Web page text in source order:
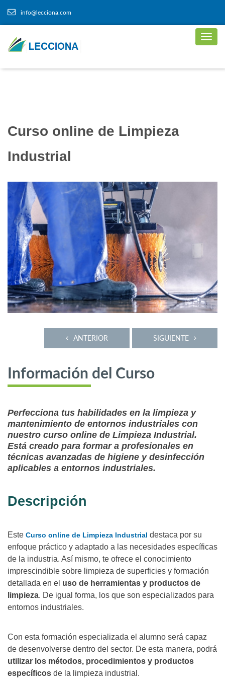
info@lecciona.com
Curso online de Limpieza
Industrial
SIGUIENTE
ANTERIOR
Información del Curso
Perfecciona tus habilidades en la limpieza y
mantenimiento de entornos industriales con
nuestro curso online de Limpieza Industrial.
Está creado para formar a profesionales en
técnicas avanzadas de higiene y desinfección
aplicables a entornos industriales.
Descripción
Este Curso online de Limpieza Industrial destaca por su
enfoque práctico y adaptado a las necesidades específicas
de la industria. Así mismo, te ofrece el conocimiento
imprescindible sobre limpieza de superficies y formación
detallada en el uso de herramientas y productos de
limpieza. De igual forma, los que son especializados para
entornos industriales.
Con esta formación especializada el alumno será capaz
de desenvolverse dentro del sector. De esta manera, podrá
utilizar los métodos, procedimientos y productos
específicos de la limpieza industrial.